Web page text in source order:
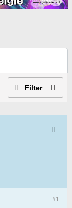
Filter
#1